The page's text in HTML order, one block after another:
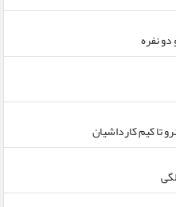
نفره
تا کیم کارداشیان